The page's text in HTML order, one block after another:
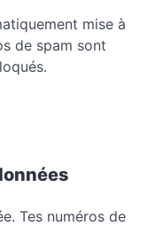
mise à
de spam sont
Tes numéros de